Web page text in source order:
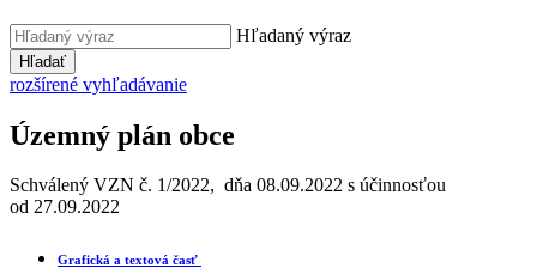
Hľadaný výraz
Hľadať
rozšírené vyhľadávanie
Územný plán obce
Schválený VZN č. 1/2022, dňa 08.09.2022 s účinnosťou
od 27.09.2022
Grafická a textová časť